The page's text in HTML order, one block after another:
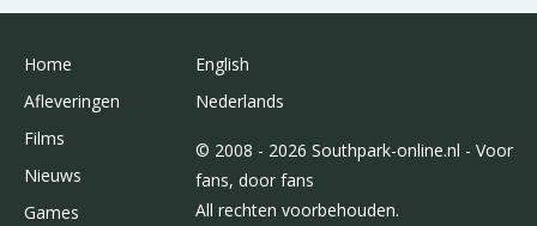
Home
Afleveringen
Films
Nieuws
Games
English
Nederlands
© 2008 - 2026 Southpark-online.nl - Voor
fans, door fans
All rechten voorbehouden.